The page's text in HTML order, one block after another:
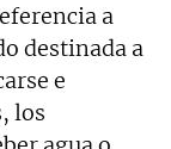
a
destinada a
e
los